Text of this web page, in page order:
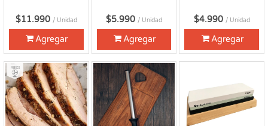
$11.990 / Unidad
Agregar
$5.990 / Unidad
Agregar
$4.990 / Unidad
Agregar
Fresco